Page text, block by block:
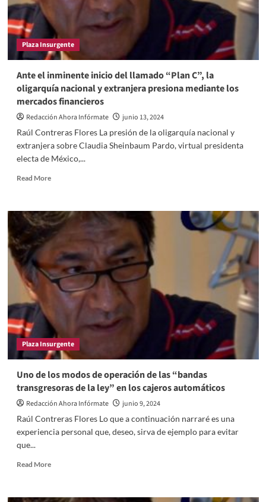
de
Radio
Altiplano
y
más
(Primera
parte)
Plaza Insurgente
Ante el inminente inicio del llamado “Plan C”, la
oligarquía nacional y extranjera presiona mediante los
mercados financieros
Redacción Ahora Infórmate
junio 13, 2024
Raúl Contreras Flores La presión de la oligarquía nacional y
extranjera sobre Claudia Sheinbaum Pardo, virtual presidenta
electa de México,...
Read MoreRead
Ante
el
inminente
inicio
llamado
“Plan
C”,
oligarquía
nacional
extranjera
presiona
los
mercados
financieros
Plaza Insurgente
Uno de los modos de operación de las “bandas
transgresoras de la ley” en los cajeros automáticos
Redacción Ahora Infórmate
junio 9, 2024
Raúl Contreras Flores Lo que a continuación narraré es una
experiencia personal que, deseo, sirva de ejemplo para evitar
que...
Read MoreRead
Uno